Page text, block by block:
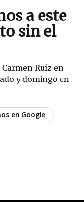
a este
sin el
Ruiz en
y domingo en
en Google